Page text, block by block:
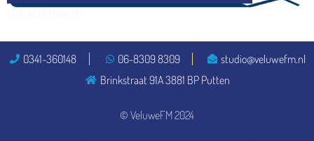
© VeluweFM 2024
0341-360148 06-8309 8309
studio@veluwefm.nl
Brinkstraat 91A 3881 BP Putten